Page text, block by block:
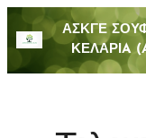
ΑΣΚΓΕ
ΚΕΛΑΡΙA